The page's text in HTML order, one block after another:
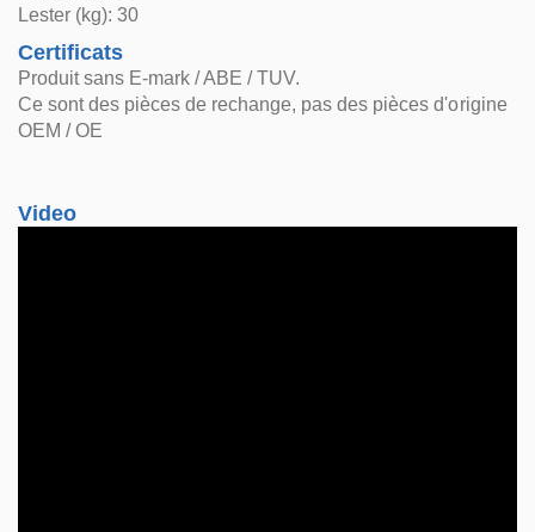
Lester (kg): 30
Certificats
Produit sans E-mark / ABE / TUV.
Ce sont des pièces de rechange, pas des pièces d'origine
OEM / OE
Video